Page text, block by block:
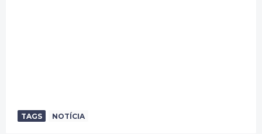
TAGS NOTÍCIA